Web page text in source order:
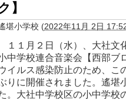
】
堪小学校 (2022年11月 2日
１１月２日（水）、大社文
中学校連合音楽会【西部ブ
イルス感染防止のため、こ
りに開催されました。遙堪
。大社中学校区の小中学校